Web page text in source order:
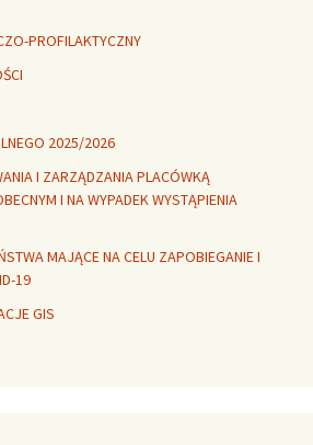
PROFILAKTYCZNY
2025/2026
I ZARZĄDZANIA PLACÓWKĄ
I NA WYPADEK WYSTĄPIENIA
MAJĄCE NA CELU ZAPOBIEGANIE I
19
GIS